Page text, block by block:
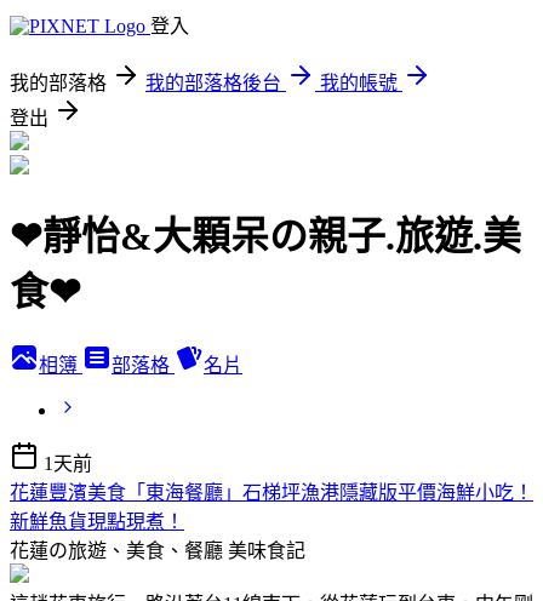
登入
我的部落格 我的部落格後台
我的帳號
登出
❤靜怡&大顆呆の親子.旅遊.美
食❤
相簿 部落格 名片
1天前
花蓮豐濱美食「東海餐廳」石梯坪漁港隱藏版平價海鮮小吃！
新鮮魚貨現點現煮！
花蓮の旅遊、美食、餐廳 美味食記